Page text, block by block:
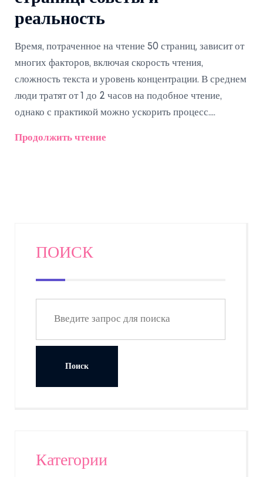
реальность
Время, потраченное на чтение 50 страниц, зависит от
многих факторов, включая скорость чтения,
сложность текста и уровень концентрации. В среднем
люди тратят от 1 до 2 часов на подобное чтение,
однако с практикой можно ускорить процесс.
улучшение фокусировки, могут значительно помочь.
Продолжить чтение
ПОИСК
Категории